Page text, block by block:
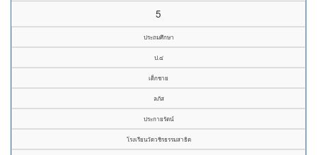
5
ประถมศึกษา
ป.๔
เด็กชาย
ลภัส
ประกายรัตน์
โรงเรียนวัดวชิรธรรมสาธิต